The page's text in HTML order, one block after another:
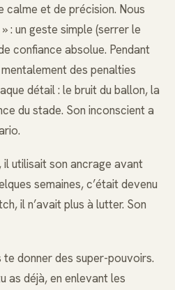
calme et de précision. Nous
: un geste simple (serrer le
confiance absolue. Pendant
des penalties
détail : le bruit du ballon, la
du stade. Son inconscient a
il utilisait son ancrage avant
semaines, c’était devenu
il n’avait plus à lutter. Son
te donner des super-pouvoirs.
as déjà, en enlevant les